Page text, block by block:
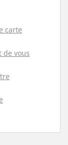
carte
de vous